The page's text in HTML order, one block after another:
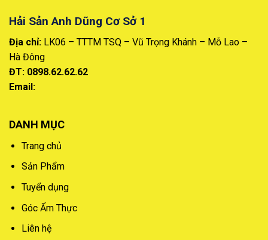
Hải Sản Anh Dũng Cơ Sở 1
Địa chỉ: LK06 – TTTM TSQ – Vũ Trọng Khánh – Mỗ Lao –
Hà Đông
ĐT: 0898.62.62.62
Email:
DANH MỤC
Trang chủ
Sản Phẩm
Tuyển dụng
Góc Ẩm Thực
Liên hệ